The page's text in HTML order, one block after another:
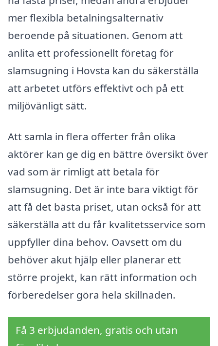
mer flexibla betalningsalternativ
beroende på situationen. Genom att
anlita ett professionellt företag för
slamsugning i Hovsta kan du säkerställa
att arbetet utförs effektivt och på ett
miljövänligt sätt.
Att samla in flera offerter från olika
aktörer kan ge dig en bättre översikt över
vad som är rimligt att betala för
slamsugning. Det är inte bara viktigt för
att få det bästa priset, utan också för att
säkerställa att du får kvalitetsservice som
uppfyller dina behov. Oavsett om du
behöver akut hjälp eller planerar ett
större projekt, kan rätt information och
förberedelser göra hela skillnaden.
Få 3 erbjudanden, gratis och utan